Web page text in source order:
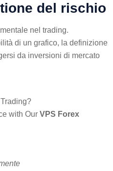
del rischio
nel trading.
di un grafico, la definizione
da inversioni di mercato
with Our VPS Forex